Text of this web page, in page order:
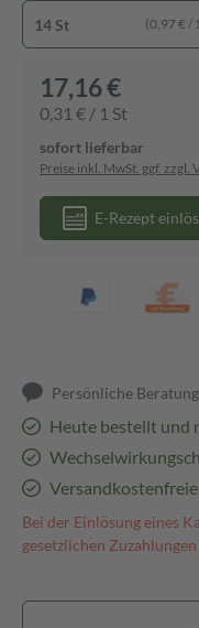
14 St (0,97 € /
17,16 €
0,31 € / 1 St
sofort lieferbar
Preise inkl. MwSt. ggf. zzgl.
E-Rezept
Persönliche Beratung
Heute bestellt und
Bei der Einlösung eines
gesetzlichen